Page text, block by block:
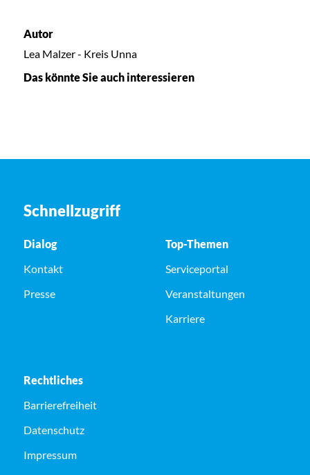
Autor
Lea Malzer - Kreis Unna
Das könnte Sie auch interessieren
Schnellzugriff
Dialog
Kontakt
Presse
Top-Themen
Serviceportal
Veranstaltungen
Karriere
Rechtliches
Barrierefreiheit
Datenschutz
Impressum